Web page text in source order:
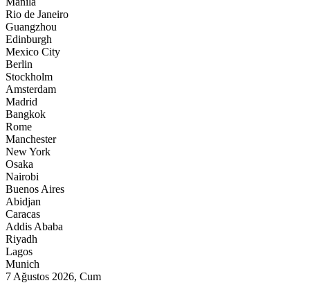
Rio de Janeiro
Guangzhou
Edinburgh
Mexico City
Berlin
Stockholm
Amsterdam
Madrid
Bangkok
Rome
Manchester
New York
Osaka
Nairobi
Buenos Aires
Abidjan
Caracas
Addis Ababa
Riyadh
Lagos
Munich
7 Ağustos 2026, Cum